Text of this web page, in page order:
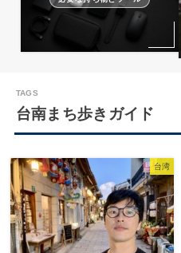
台南まち歩きガイド
台湾